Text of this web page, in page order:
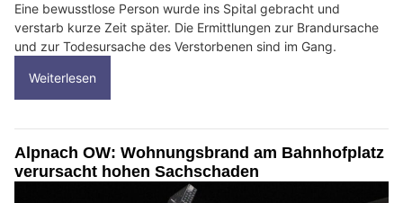
Eine bewusstlose Person wurde ins Spital gebracht und
verstarb kurze Zeit später. Die Ermittlungen zur Brandursache
und zur Todesursache des Verstorbenen sind im Gang.
Weiterlesen
Alpnach OW: Wohnungsbrand am Bahnhofplatz
verursacht hohen Sachschaden